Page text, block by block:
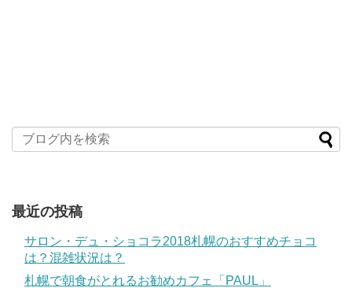
最近の投稿
サロン・デュ・ショコラ2018札幌のおすすめチョコ
は？混雑状況は？
札幌で朝食がとれるお勧めカフェ「PAUL」